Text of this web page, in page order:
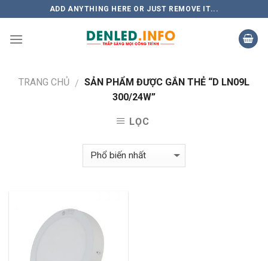
to
content
ADD ANYTHING HERE OR JUST REMOVE IT...
TRANG CHỦ / SẢN PHẨM ĐƯỢC GẮN THẺ “D LN09L
300/24W”
LỌC